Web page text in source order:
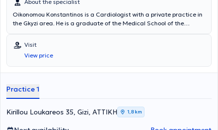
About the specialist
Oikonomou Konstantinos is a Cardiologist with a private practice in
the Gkyzi area. He is a graduate of the Medical School of the
internal medicine resident at St Barbara Klinik Hamm-Heessen. He
completed a two-year training in the specialty of Pathology at
GNNA "Sotiria". He worked as a cardiology resident in the
Cardiology Clinic of GNA Sismanoglio-Amalia Fleming from 2017 to
cardiology specialty title in 2022. He is currently an affiliated
Visit
View price
Practice 1
Kirillou Loukareos 35, Gizi, ΑΤΤΙΚΗ 1,8 km